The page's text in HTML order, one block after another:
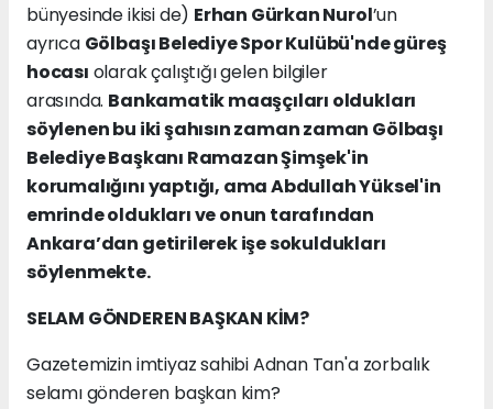
bünyesinde ikisi de) Erhan Gürkan Nurol’un
ayrıca Gölbaşı Belediye Spor Kulübü'nde güreş
hocası olarak çalıştığı gelen bilgiler
arasında. Bankamatik maaşçıları oldukları
söylenen bu iki şahısın zaman zaman Gölbaşı
Belediye Başkanı Ramazan Şimşek'in
korumalığını yaptığı, ama Abdullah Yüksel'in
emrinde oldukları ve onun tarafından
Ankara’dan getirilerek işe sokuldukları
söylenmekte.
SELAM GÖNDEREN BAŞKAN KİM?
Gazetemizin imtiyaz sahibi Adnan Tan'a zorbalık
selamı gönderen başkan kim?